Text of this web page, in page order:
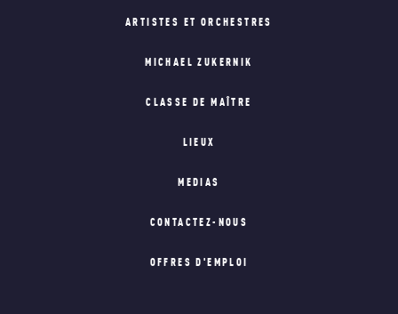
ARTISTES ET ORCHESTRES
MICHAEL ZUKERNIK
CLASSE DE MAÎTRE
LIEUX
MEDIAS
CONTACTEZ-NOUS
OFFRES D'EMPLOI